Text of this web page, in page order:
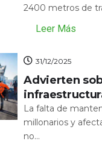
2400 metros de
Leer Más
31/12/2025
Advierten
La falta de
millonarios y
no...